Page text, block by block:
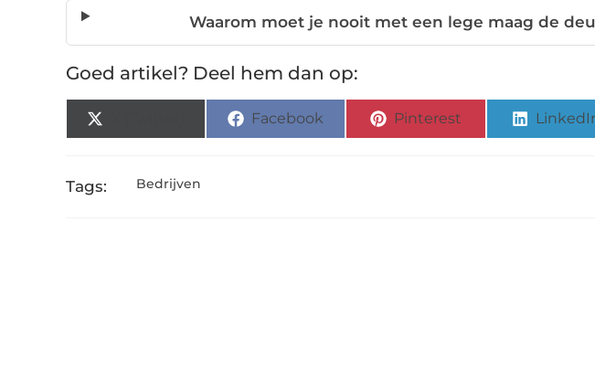
Waarom moet je nooit met een lege maag de
Goed artikel? Deel hem dan op:
Facebook Pinterest
Tags: Bedrijven